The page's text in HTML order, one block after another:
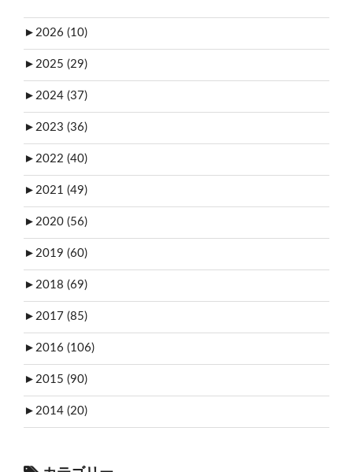
► 2026 (10)
► 2025 (29)
► 2024 (37)
► 2023 (36)
► 2022 (40)
► 2021 (49)
► 2020 (56)
► 2019 (60)
► 2018 (69)
► 2017 (85)
► 2016 (106)
► 2015 (90)
► 2014 (20)